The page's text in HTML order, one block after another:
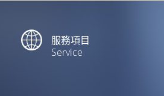
服務項目
Service